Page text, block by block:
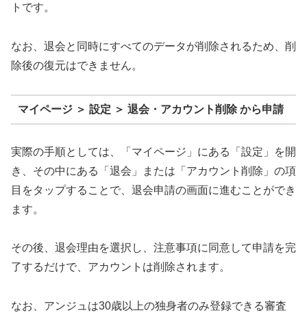
トです。
なお、退会と同時にすべてのデータが削除されるため、削
除後の復元はできません。
マイページ ＞ 設定 ＞ 退会・アカウント削除 から申請
実際の手順としては、「マイページ」にある「設定」を開
き、その中にある「退会」または「アカウント削除」の項
目をタップすることで、退会申請の画面に進むことができ
ます。
その後、退会理由を選択し、注意事項に同意して申請を完
了するだけで、アカウントは削除されます。
なお、アンジュは30歳以上の独身者のみ登録できる審査